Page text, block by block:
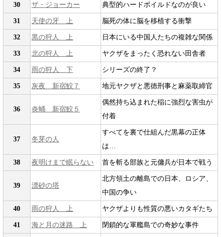
30 ザ・ジョーカー 典型的ハードボイルドなのが良い
31 天使の牙 上 脳死の体に脳を移植する衝撃
32 黒の狩人 上 日本にいる中国人たちの複雑な関係
33 北の狩人 上 ヤクザをまったく恐れない田舎者
34 雨の狩人 下 シリーズの終了？
35 灰夜 新宿鮫７ 地元ヤクザと悪徳刑事と麻薬取締官
36 炎蛹 新宿鮫５
偶然持ち込まれた稲に強烈な害虫が
付着
37 冬芽の人
すべてを裏で仕組んだ黒幕の正体
は…
38 夜明けまで眠らない 首を斬る部族と元傭兵が日本で戦う
39 漂砂の塔
北方領土の離島での日本、ロシア、
中国の争い
40 雨の狩人 上 ヤクザよりも性質の悪いカタギたち
41 海と月の迷路 上 閉鎖的な軍艦島での奇妙な事件